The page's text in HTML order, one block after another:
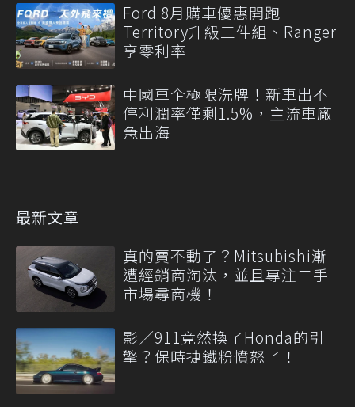
Ford 8月購車優惠開跑
Territory升級三件組、Ranger
享零利率
中國車企極限洗牌！新車出不
停利潤率僅剩1.5%，主流車廠
急出海
最新文章
真的賣不動了？Mitsubishi漸
遭經銷商淘汰，並且專注二手
市場尋商機！
影／911竟然換了Honda的引
擎？保時捷鐵粉憤怒了！